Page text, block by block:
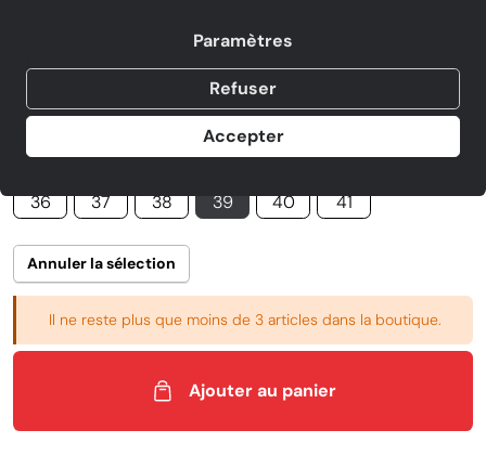
Paramètres
Refuser
Accepter
−20%
Vendu parChausty Cormontreuil
4 offres d' autres commerçants
36
37 38 39 40 41
Annuler la sélection
Il ne reste plus que moins de 3 articles dans la boutique.
Ajouter au panier